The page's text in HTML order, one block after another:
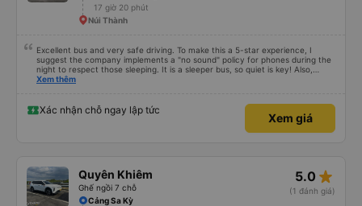
17 giờ 20 phút
Núi Thành
Excellent bus and very safe driving. To make this a 5-star experience, I
suggest the company implements a "no sound" policy for phones during the
night to respect those sleeping. It is a sleeper bus, so quiet is key! Also,
please display the Wi-Fi password clearly inside the cabin for convenience. I
quy định rõ ràng về việc giữ im lặng (tắt âm thanh điện thoại) vào ban đêm
để tránh làm phiền hành khách khác ngủ. Ngoài ra, nhà xe nên dán sẵn mật
khẩu Wi-Fi trong xe để hành khách dễ dàng sử dụng. Tôi vẫn sẽ tiếp tục ủng
Xem thêm
Xác nhận chỗ ngay lập tức
Xem giá
Quyên Khiêm
Ghế ngồi 7 chỗ
5.0 star_rate
(1 đánh giá)
Cảng Sa Kỳ